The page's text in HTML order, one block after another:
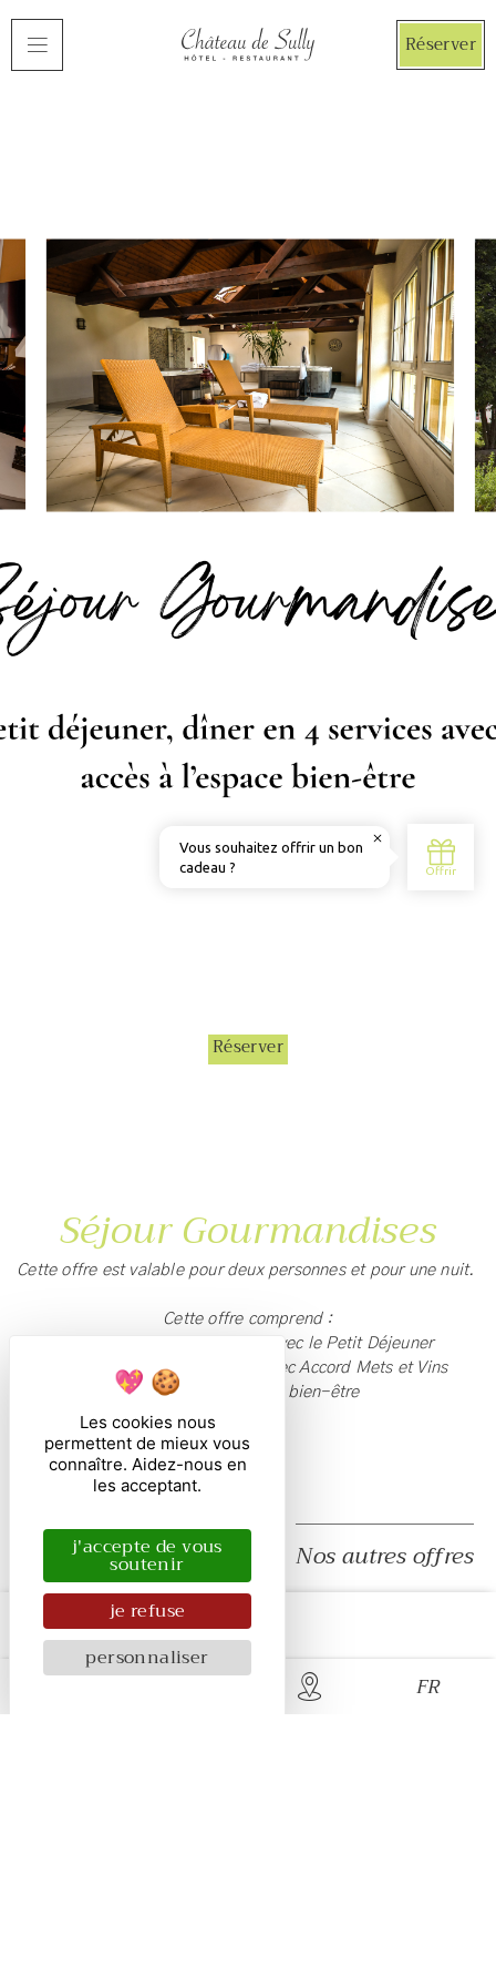
Réserver
Réserver
Séjour Gourmandises
Cette offre est valable pour deux personnes et pour une nuit.
Cette offre comprend :
- Votre Chambre Classique avec le Petit Déjeuner
- Votre Dîner en 04 services avec Accord Mets et Vins
-L'accès à l'espace bien-être
495€
Nos autres offres
FR
Panneau de gestion des cookies
Les cookies nous
permettent de mieux vous
connaître. Aidez-nous en
les acceptant.
j'accepte de vous
soutenir
je refuse
personnaliser